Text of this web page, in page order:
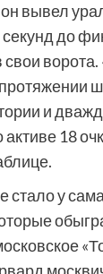
вывел
секунд до
ворота.
и
18
у